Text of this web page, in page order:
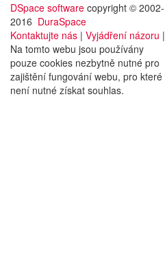
DSpace software copyright © 2002-
2016 DuraSpace
Kontaktujte nás | Vyjádření názoru |
Na tomto webu jsou používány
pouze cookies nezbytně nutné pro
zajištění fungování webu, pro které
není nutné získat souhlas.